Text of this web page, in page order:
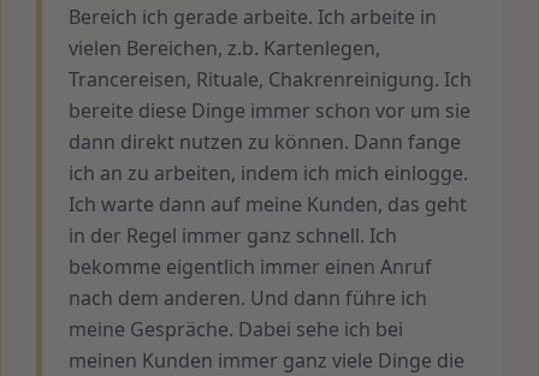
Bereich ich gerade arbeite. Ich arbeite in
vielen Bereichen, z.b. Kartenlegen,
Trancereisen, Rituale, Chakrenreinigung. Ich
bereite diese Dinge immer schon vor um sie
dann direkt nutzen zu können. Dann fange
ich an zu arbeiten, indem ich mich einlogge.
Ich warte dann auf meine Kunden, das geht
in der Regel immer ganz schnell. Ich
bekomme eigentlich immer einen Anruf
nach dem anderen. Und dann führe ich
meine Gespräche. Dabei sehe ich bei
meinen Kunden immer ganz viele Dinge die